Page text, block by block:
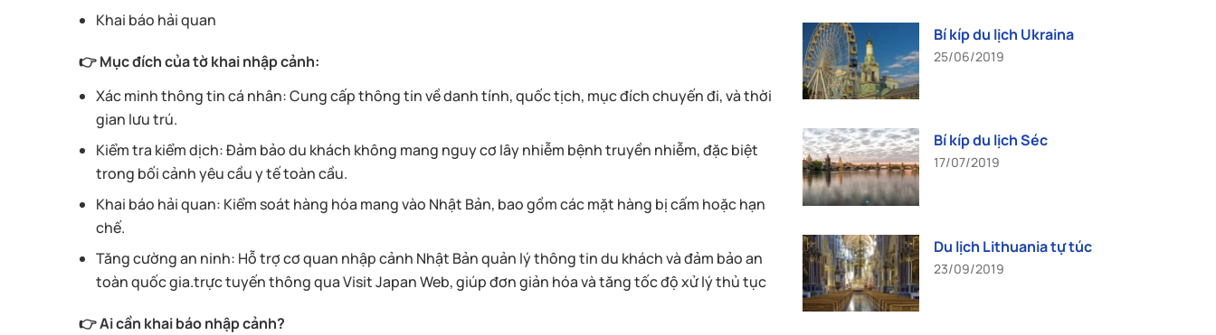
Khai báo hải quan
👉 Mục đích của tờ khai nhập cảnh:
Xác minh thông tin cá nhân: Cung cấp thông tin về danh tính, quốc tịch, mục đích chuyến đi, và thời
gian lưu trú.
Kiểm tra kiểm dịch: Đảm bảo du khách không mang nguy cơ lây nhiễm bệnh truyền nhiễm, đặc biệt
trong bối cảnh yêu cầu y tế toàn cầu.
Khai báo hải quan: Kiểm soát hàng hóa mang vào Nhật Bản, bao gồm các mặt hàng bị cấm hoặc hạn
chế.
Tăng cường an ninh: Hỗ trợ cơ quan nhập cảnh Nhật Bản quản lý thông tin du khách và đảm bảo an
toàn quốc gia.trực tuyến thông qua Visit Japan Web, giúp đơn giản hóa và tăng tốc độ xử lý thủ tục
👉 Ai cần khai báo nhập cảnh?
Bí kíp du lịch Ukraina
25/06/2019
Bí kíp du lịch Séc
17/07/2019
Du lịch Lithuania tự túc
23/09/2019